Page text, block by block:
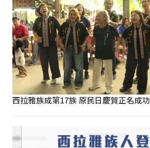
西拉雅族成第17族 原民日慶賀正名成功